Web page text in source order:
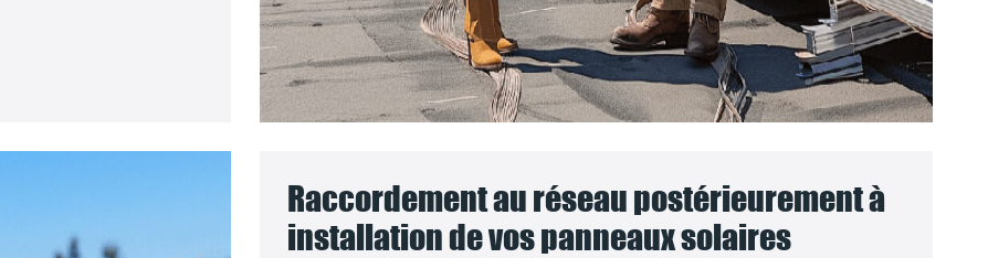
Raccordement au réseau postérieurement à
installation de vos panneaux solaires